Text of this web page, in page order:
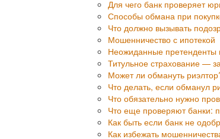
Для чего банк проверяет
Способы обмана при
Что должно вызывать
Мошенничество с ипотекой
Неожиданные претенденты
Титульное страхование —
Может ли обмануть
Что делать, если обманул
Что обязательно нужно
Что еще проверяют банки:
Как быть если банк не
Как избежать